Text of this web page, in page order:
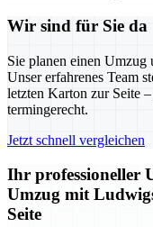
Wir sind für Sie da
Sie planen einen Umzug
Unser erfahrenes Team
letzten Karton zur Seite
termingerecht.
Jetzt schnell vergleichen
Ihr professioneller
Umzug mit
Seite